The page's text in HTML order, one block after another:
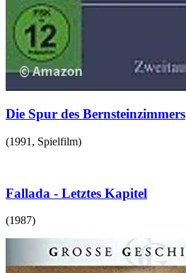
Die Spur des Bernsteinzimmers
(1991 , Spielfilm)
Fallada - Letztes Kapitel
(1987)